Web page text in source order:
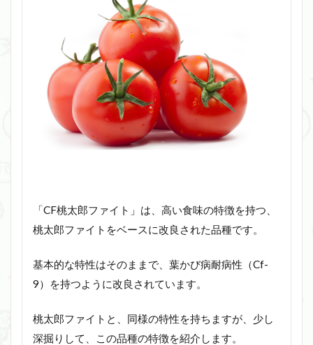
「CF桃太郎ファイト」は、高い食味の特徴を持つ、
桃太郎ファイトをベースに改良された品種です。
基本的な特性はそのままで、葉かび病耐病性（Cf-
9）を持つように改良されています。
桃太郎ファイトと、同様の特性を持ちますが、少し
深掘りして、この品種の特徴を紹介します。